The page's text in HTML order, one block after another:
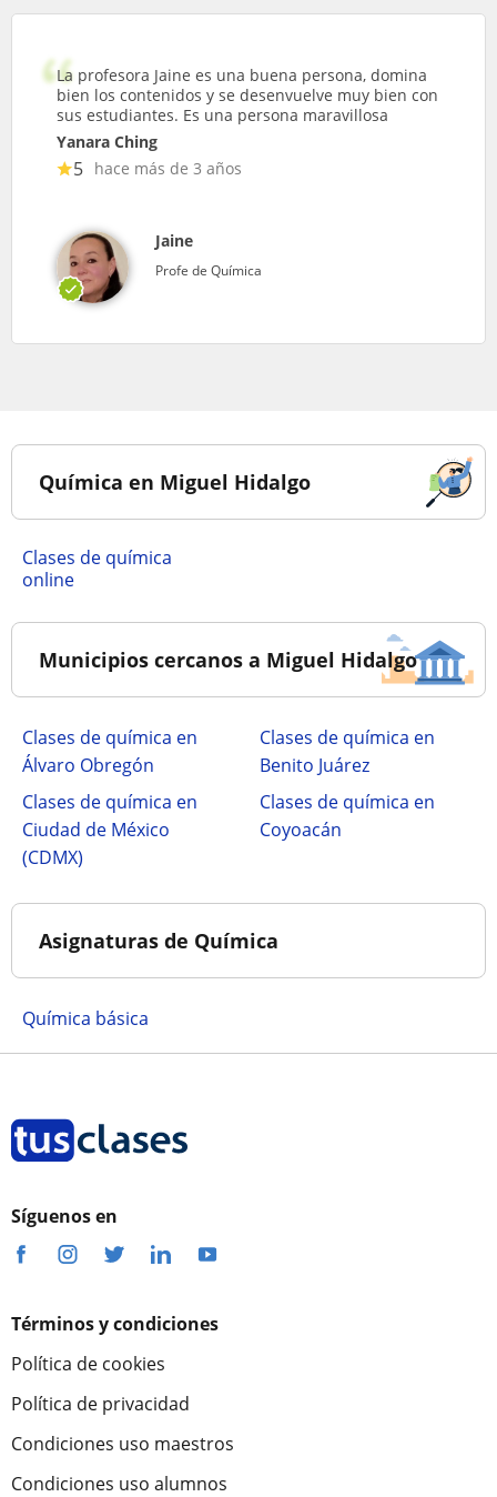
La profesora Jaine es una buena persona, domina
bien los contenidos y se desenvuelve muy bien con
sus estudiantes. Es una persona maravillosa
Yanara Ching
5 hace más de 3 años
Jaine
Profe de Química
Química en Miguel Hidalgo
Clases de química
online
Municipios cercanos a Miguel Hidalgo
Clases de química en
Álvaro Obregón
Clases de química en
Benito Juárez
Clases de química en
Ciudad de México
(CDMX)
Clases de química en
Coyoacán
Asignaturas de Química
Química básica
Síguenos en
Términos y condiciones
Política de cookies
Política de privacidad
Condiciones uso maestros
Condiciones uso alumnos